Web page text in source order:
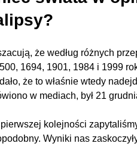
że według różnych
1694, 1901, 1984 i 1999
że to właśnie wtedy
w mediach, był 21
kolejności
Wyniki nas